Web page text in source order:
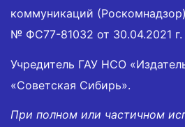
коммуникаций
№ ФС77-81032 от 30.04.2021 г.
Учредитель ГАУ НСО
«Советская Сибирь».
При полном или частичном